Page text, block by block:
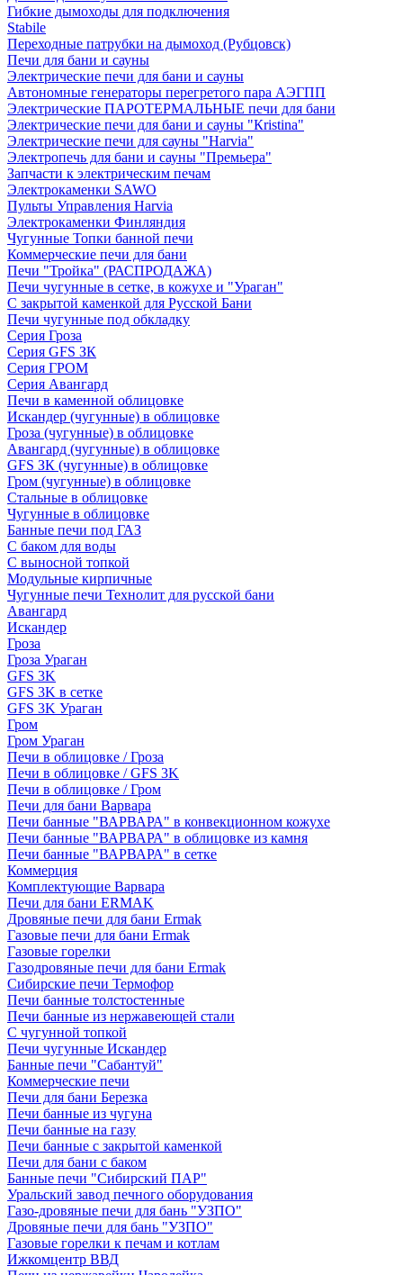
Гибкие дымоходы для подключения
Stabile
Переходные патрубки на дымоход (Рубцовск)
Печи для бани и сауны
Электрические печи для бани и сауны
Автономные генераторы перегретого пара АЭГПП
Электрические ПАРОТЕРМАЛЬНЫЕ печи для бани
Электрические печи для бани и сауны "Кristina"
Электрические печи для сауны "Harvia"
Электропечь для бани и сауны "Премьера"
Запчасти к электрическим печам
Электрокаменки SAWO
Пульты Управления Harvia
Электрокаменки Финляндия
Чугунные Топки банной печи
Коммерческие печи для бани
Печи "Тройка" (РАСПРОДАЖА)
Печи чугунные в сетке, в кожухе и "Ураган"
С закрытой каменкой для Русской Бани
Печи чугунные под обкладку
Серия Гроза
Серия GFS ЗК
Серия ГРОМ
Серия Авангард
Печи в каменной облицовке
Искандер (чугунные) в облицовке
Гроза (чугунные) в облицовке
Авангард (чугунные) в облицовке
GFS ЗК (чугунные) в облицовке
Гром (чугунные) в облицовке
Стальные в облицовке
Чугунные в облицовке
Банные печи под ГАЗ
С баком для воды
С выносной топкой
Модульные кирпичные
Чугунные печи Технолит для русской бани
Авангард
Искандер
Гроза
Гроза Ураган
GFS 3K
GFS 3K в сетке
GFS 3K Ураган
Гром
Гром Ураган
Печи в облицовке / Гроза
Печи в облицовке / GFS 3K
Печи в облицовке / Гром
Печи для бани Варвара
Печи банные "ВАРВАРА" в конвекционном кожухе
Печи банные "ВАРВАРА" в облицовке из камня
Печи банные "ВАРВАРА" в сетке
Коммерция
Комплектующие Варвара
Печи для бани ERMAK
Дровяные печи для бани Ermak
Газовые печи для бани Ermak
Газовые горелки
Газодровяные печи для бани Ermak
Сибирские печи Термофор
Печи банные толстостенные
Печи банные из нержавеющей стали
С чугунной топкой
Печи чугунные Искандер
Банные печи "Сабантуй"
Коммерческие печи
Печи для бани Березка
Печи банные из чугуна
Печи банные на газу
Печи банные с закрытой каменкой
Печи для бани с баком
Банные печи "Сибирский ПАР"
Уральский завод печного оборудования
Газо-дровяные печи для бань "УЗПО"
Дровяные печи для бань "УЗПО"
Газовые горелки к печам и котлам
Ижкомцентр ВВД